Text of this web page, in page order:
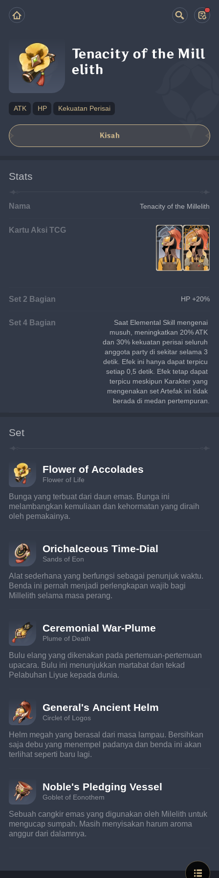
Tenacity of the Mill
elith
ATK HP Kekuatan Perisai
Kisah
Stats
Nama Tenacity of the Millelith
Kartu Aksi TCG
Set 2 Bagian HP +20%
Set 4 Bagian
Saat Elemental Skill mengenai
musuh, meningkatkan 20% ATK
dan 30% kekuatan perisai seluruh
anggota party di sekitar selama 3
detik. Efek ini hanya dapat terpicu
setiap 0,5 detik. Efek tetap dapat
terpicu meskipun Karakter yang
mengenakan set Artefak ini tidak
berada di medan pertempuran.
Set
Flower of Accolades
Flower of Life
Bunga yang terbuat dari daun emas. Bunga ini
melambangkan kemuliaan dan kehormatan yang diraih
oleh pemakainya.
Orichalceous Time-Dial
Sands of Eon
Alat sederhana yang berfungsi sebagai penunjuk waktu.
Benda ini pernah menjadi perlengkapan wajib bagi
Millelith selama masa perang.
Ceremonial War-Plume
Plume of Death
Bulu elang yang dikenakan pada pertemuan-pertemuan
upacara. Bulu ini menunjukkan martabat dan tekad
Pelabuhan Liyue kepada dunia.
General's Ancient Helm
Circlet of Logos
Helm megah yang berasal dari masa lampau. Bersihkan
saja debu yang menempel padanya dan benda ini akan
terlihat seperti baru lagi.
Noble's Pledging Vessel
Goblet of Eonothem
Sebuah cangkir emas yang digunakan oleh Milelith untuk
mengucap sumpah. Masih menyisakan harum aroma
anggur dari dalamnya.